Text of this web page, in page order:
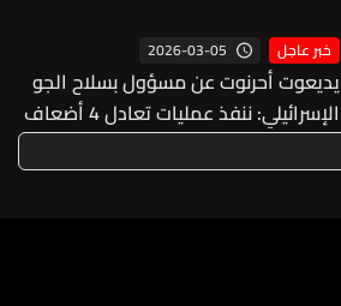
خبر عاجل 2026-03-05
يديعوت أحرنوت عن مسؤول بسلاح الجو
الإسرائيلي: ننفذ عمليات تعادل 4 أضعاف
ما نفذناه في العملية السابقة ضد إيران